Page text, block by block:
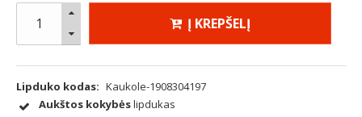
Į KREPŠELĮ
Lipduko kodas: Kaukole-1908304197
Aukštos kokybėslipdukas